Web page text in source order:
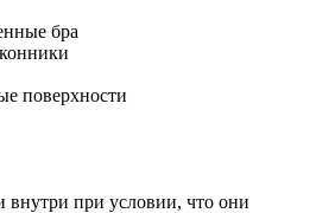
бра
поверхности
при условии, что они